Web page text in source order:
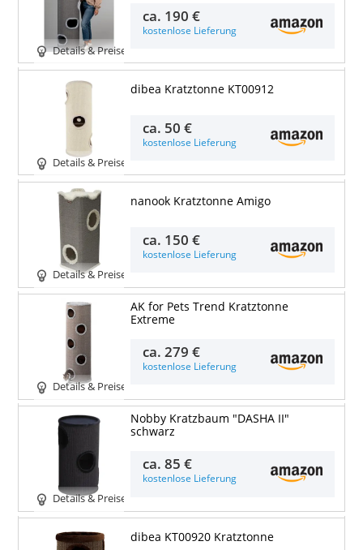
Details & Preise
ca. 190 €
kostenlose Lieferung
Details & Preise
dibea Kratztonne KT00912
ca. 50 €
kostenlose Lieferung
Details & Preise
nanook Kratztonne Amigo
ca. 150 €
kostenlose Lieferung
Details & Preise
AK for Pets Trend Kratztonne
Extreme
ca.279 €
kostenlose Lieferung
Details & Preise
Nobby Kratzbaum "DASHA II"
schwarz
ca.85 €
kostenlose Lieferung
dibea KT00920 Kratztonne